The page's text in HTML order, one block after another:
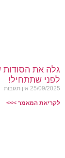
גלה את
לפני שתתחיל!
25/09/2025 אין תגובות
לקריאת המאמר >>>